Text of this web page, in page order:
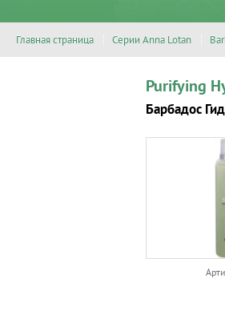
Главная страница Серии Anna Lotan
Purifying
Барбадос